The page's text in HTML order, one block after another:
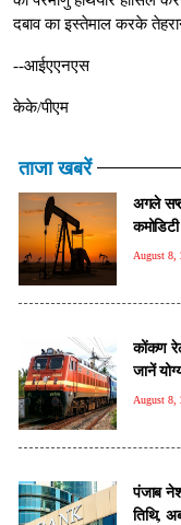
दबाव का इस्तेमाल करके
--आईएएनएस
केके/पीएम
ताजा खबरें
अगले
August 8,
कोंकण
जानें
August 8,
पंजाब
तिथि,